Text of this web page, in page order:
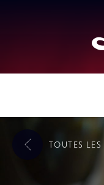
TOUTES LES